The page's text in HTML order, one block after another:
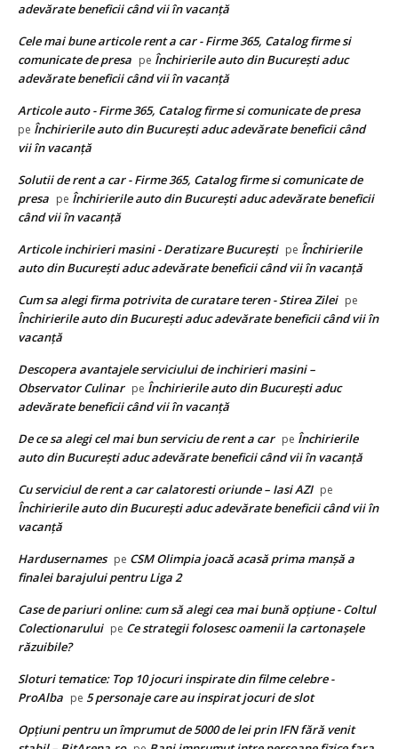
adevărate beneficii când vii în vacanță
Cele mai bune articole rent a car - Firme 365, Catalog firme si
comunicate de presa pe Închirierile auto din București aduc
adevărate beneficii când vii în vacanță
Articole auto - Firme 365, Catalog firme si comunicate de presa
pe Închirierile auto din București aduc adevărate beneficii când
vii în vacanță
Solutii de rent a car - Firme 365, Catalog firme si comunicate de
presa pe Închirierile auto din București aduc adevărate beneficii
când vii în vacanță
Articole inchirieri masini - Deratizare București pe Închirierile
auto din București aduc adevărate beneficii când vii în vacanță
Cum sa alegi firma potrivita de curatare teren - Stirea Zilei pe
Închirierile auto din București aduc adevărate beneficii când vii în
vacanță
Descopera avantajele serviciului de inchirieri masini –
Observator Culinar pe Închirierile auto din București aduc
adevărate beneficii când vii în vacanță
De ce sa alegi cel mai bun serviciu de rent a car pe Închirierile
auto din București aduc adevărate beneficii când vii în vacanță
Cu serviciul de rent a car calatoresti oriunde – Iasi AZI pe
Închirierile auto din București aduc adevărate beneficii când vii în
vacanță
Hardusernames pe CSM Olimpia joacă acasă prima manșă a
finalei barajului pentru Liga 2
Case de pariuri online: cum să alegi cea mai bună opțiune - Coltul
Colectionarului pe Ce strategii folosesc oamenii la cartonașele
răzuibile?
Sloturi tematice: Top 10 jocuri inspirate din filme celebre -
ProAlba pe 5 personaje care au inspirat jocuri de slot
Opțiuni pentru un împrumut de 5000 de lei prin IFN fără venit